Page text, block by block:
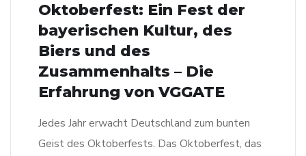
Oktoberfest: Ein Fest der
bayerischen Kultur, des
Biers und des
Zusammenhalts – Die
Erfahrung von VGGATE
Jedes Jahr erwacht Deutschland zum bunten
Geist des Oktoberfests. Das Oktoberfest, das